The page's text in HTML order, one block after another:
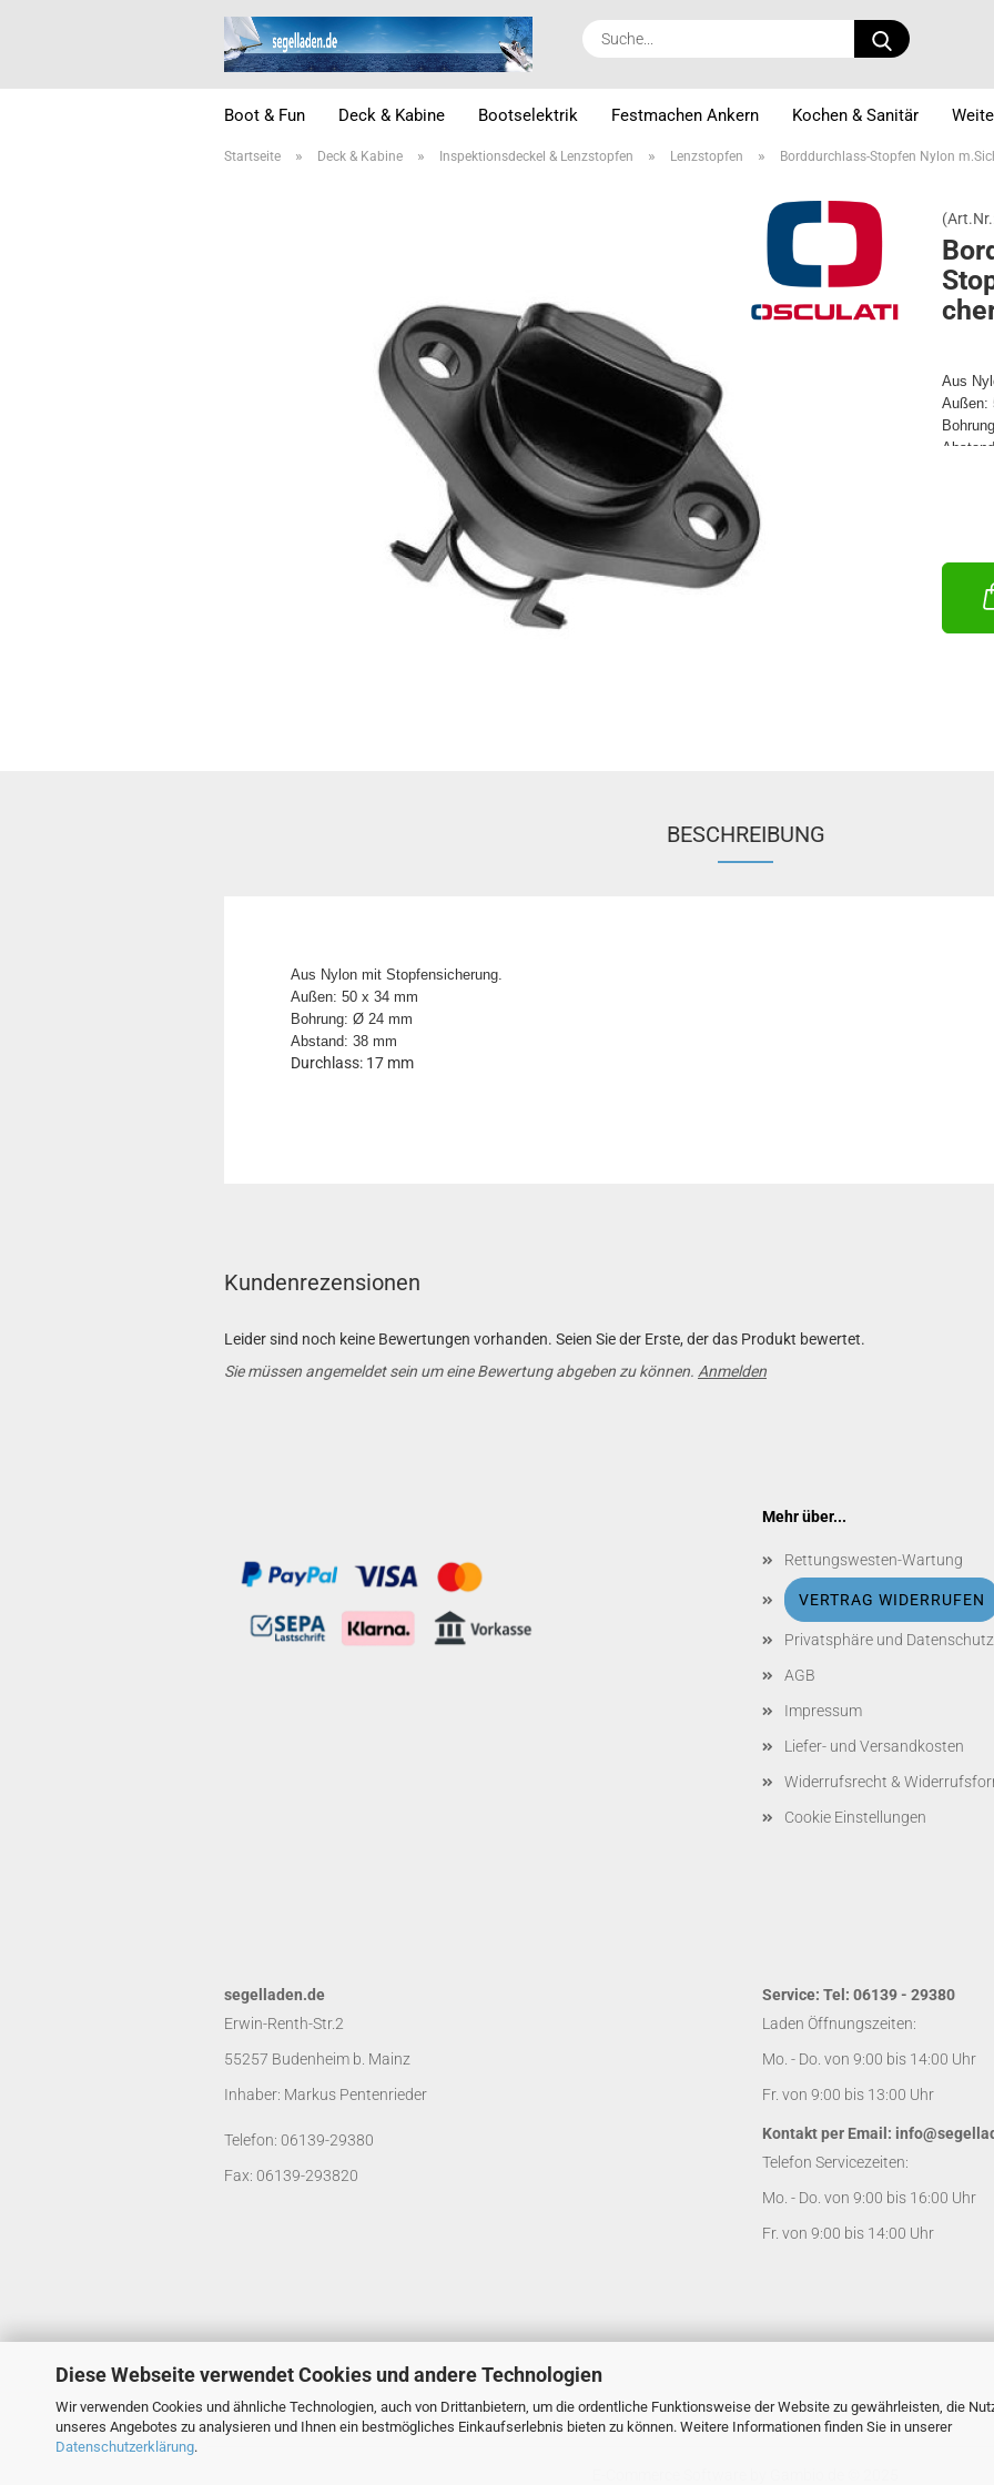
Diese Webseite verwendet Cookies und andere Technologien
Wir verwenden Cookies und ähnliche Technologien, auch von Drittanbietern, um die ordentliche Funktionsweise der Website zu gewährleisten, die
unseres Angebotes zu analysieren und Ihnen ein bestmögliches Einkaufserlebnis bieten zu können. Weitere Informationen finden Sie in unserer
Datenschutzerklärung.
Suche...
Boot & Fun Deck & Kabine Bootselektrik Festmachen Ankern Kochen & Sanitär
Startseite » Deck & Kabine » Inspektionsdeckel & Lenzstopfen » Lenzstopfen » Borddurchlass-Stopfen Nylon
Aus
Außen:
BESCHREIBUNG
Aus Nylon mit Stopfensicherung.
Außen: 50 x 34 mm
Bohrung: Ø 24 mm
Abstand: 38 mm
Durchlass: 17 mm
Kundenrezensionen
Leider sind noch keine Bewertungen vorhanden. Seien Sie der Erste, der das Produkt bewertet.
Sie müssen angemeldet sein um eine Bewertung abgeben zu können. Anmelden
Mehr über...
Rettungswesten-Wartung
VERTRAG WIDERRUFEN
Privatsphäre und Datenschutz
AGB
Impressum
Liefer- und Versandkosten
Widerrufsrecht &
Cookie Einstellungen
segelladen.de
Erwin-Renth-Str.2
55257 Budenheim b. Mainz
Inhaber: Markus Pentenrieder
Telefon: 06139-29380
Fax: 06139-293820
Service: Tel: 06139 - 29380
Laden Öffnungszeiten:
Mo. - Do. von 9:00 bis 14:00 Uhr
Fr. von 9:00 bis 13:00 Uhr
Kontakt per Email:
Telefon Servicezeiten:
Mo. - Do. von 9:00 bis 16:00 Uhr
Fr. von 9:00 bis 14:00 Uhr